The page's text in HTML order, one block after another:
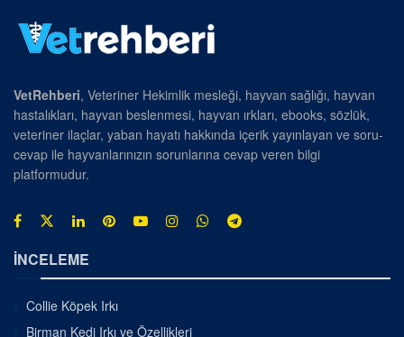
VetRehberi, Veteriner Hekimlik mesleği, hayvan sağlığı, hayvan
hastalıkları, hayvan beslenmesi, hayvan ırkları, ebooks, sözlük,
veteriner ilaçlar, yaban hayatı hakkında içerik yayınlayan ve soru-
cevap ile hayvanlarınızın sorunlarına cevap veren bilgi
platformudur.
İNCELEME
Collie Köpek Irkı
Birman Kedi Irkı ve Özellikleri